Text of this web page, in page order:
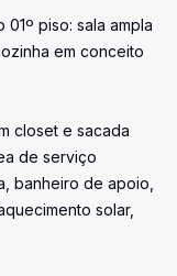
piso: sala ampla
em conceito
closet e sacada
de serviço
banheiro de apoio,
solar,